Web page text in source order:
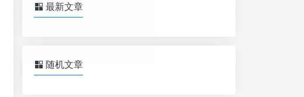
最新文章
随机文章